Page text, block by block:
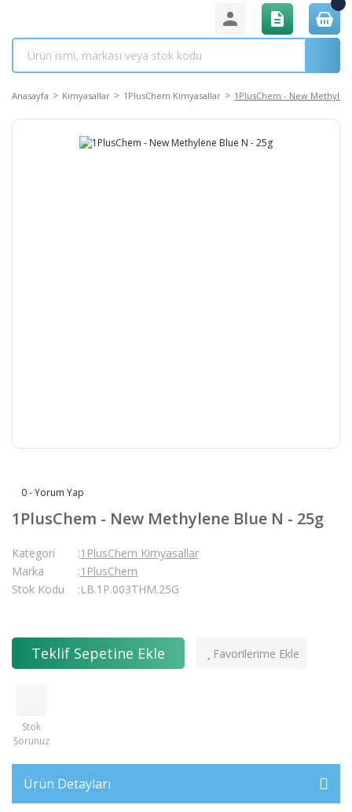
Anasayfa Kimyasallar 1PlusChem Kimyasallar 1PlusChem - New
0 - Yorum Yap
1PlusChem - New Methylene Blue N - 25g
Kategori
1PlusChem Kimyasallar
Marka
1PlusChem
Stok Kodu
LB.1P.003THM.25G
Teklif Sepetine Ekle
Stok
Sorunuz
Ürün Detayları